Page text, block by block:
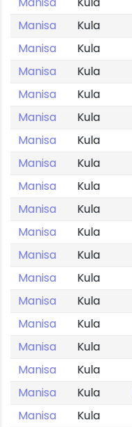
Manisa
Kula
Manisa
Kula
Manisa
Kula
Manisa
Kula
Manisa
Kula
Manisa
Kula
Manisa
Kula
Manisa
Kula
Manisa
Kula
Manisa
Kula
Manisa
Kula
Manisa
Kula
Manisa
Kula
Manisa
Kula
Manisa
Kula
Manisa
Kula
Manisa
Kula
Manisa
Kula